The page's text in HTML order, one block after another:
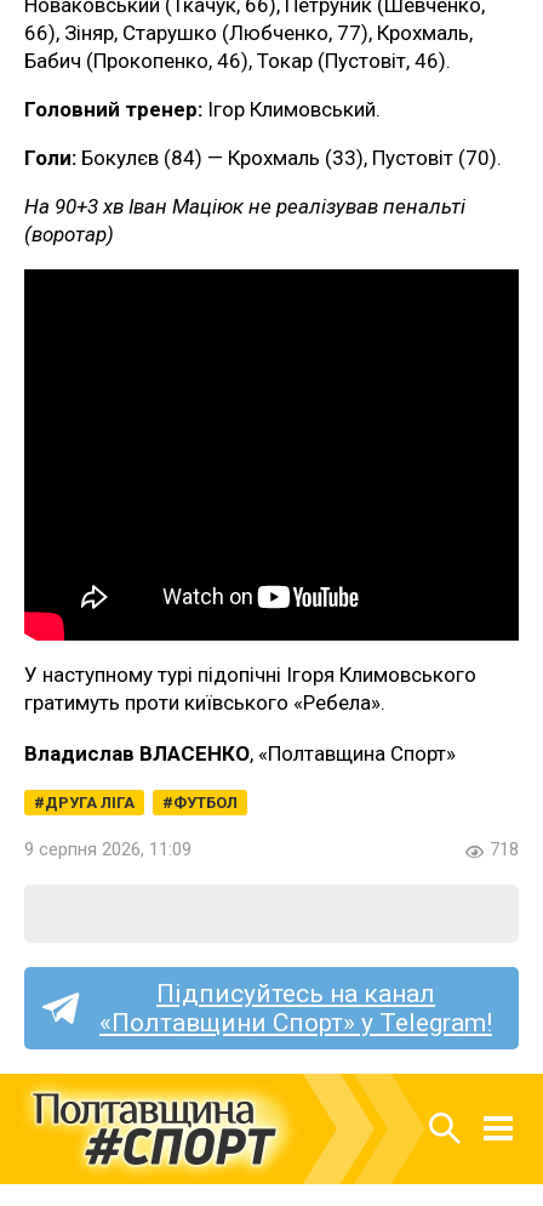
Новаковський (Ткачук, 66), Петруник (Шевченко,
66), Зіняр, Старушко (Любченко, 77), Крохмаль,
Бабич (Прокопенко, 46), Токар (Пустовіт, 46).
Головний тренер: Ігор Климовський.
Голи: Бокулєв (84) — Крохмаль (33), Пустовіт (70).
На 90+3 хв Іван Маціюк не реалізував пенальті
(воротар)
У наступному турі підопічні Ігоря Климовського
гратимуть проти київського «Ребела».
Владислав ВЛАСЕНКО, «Полтавщина Спорт»
ДРУГА ЛІГА ФУТБОЛ
9 серпня 2026, 11:09 718
Підписуйтесь на канал
«Полтавщини Спорт» у Telegram!